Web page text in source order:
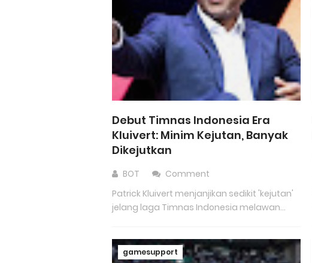
Debut Timnas Indonesia Era
Kluivert: Minim Kejutan, Banyak
Dikejutkan
BOT
Comment
Patrick Kluivert menjanjikan sedikit 'kejutan'
jelang laga Timnas Indonesia melawan...
gamesupport